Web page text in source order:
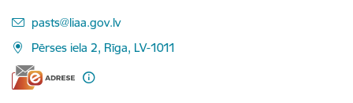
E-pasts:
pasts@liaa.gov.lv
Pērses iela 2, Rīga, LV-1011